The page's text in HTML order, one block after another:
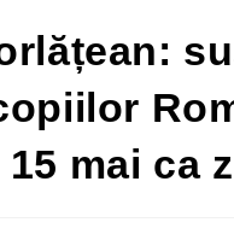
mai ca